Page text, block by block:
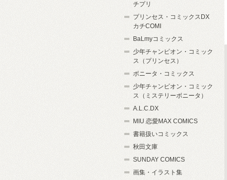
チプリ
プリンセス・コミックスDX
カチCOMI
BaLmyコミックス
少年チャンピオン・コミック
ス（プリンセス）
ボニータ・コミックス
少年チャンピオン・コミック
ス（ミステリーボニータ）
A.L.C.DX
MIU 恋愛MAX COMICS
書籍扱いコミックス
秋田文庫
SUNDAY COMICS
画集・イラスト集